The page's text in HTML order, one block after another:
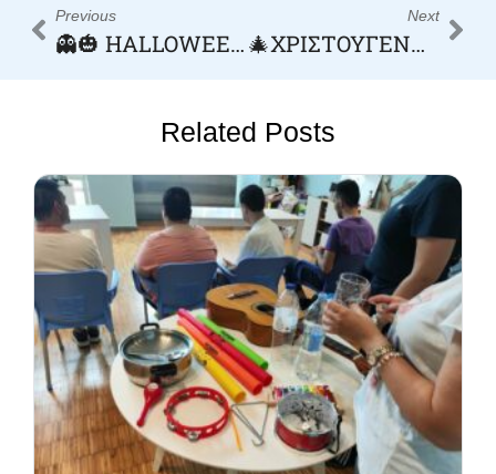
Previous
👻🎃 HALLOWEEN PARTY 🎃👻
Next
🎄ΧΡΙΣΤΟΥΓΕΝΝΙΑΤΙΚΟ BAZZAR🎅
Related Posts